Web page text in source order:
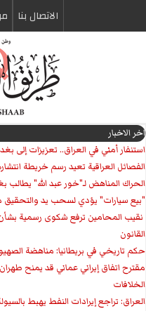
الاتصال بنا
اخر الاخبار
استنفار أمني في العراق.. تعزيزات إلى
الفصائل العراقية تعيد رسم خريطة
الحراك المناهض لـ"خور عبد الله"
"بيع سيارات" يؤدي لسحب يد والتحقيق مع 3 مسؤولين في صحة
نقيب المحامين ترفع شكوى رسمية
القانون
حكم تاريخي في بريطانيا: مناهضة
مقترح اتفاق إيراني عماني قد يمنح
الخلافات
العراق: تراجع إيرادات النفط يهبط